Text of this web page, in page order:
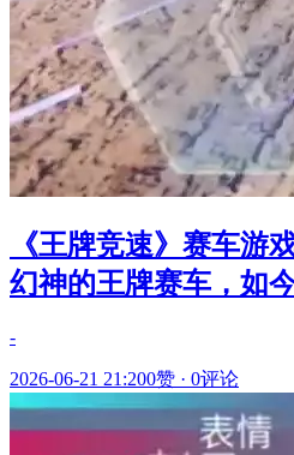
《王牌竞速》赛车游
幻神的王牌赛车，如
-
2026-06-21 21:200赞 · 0评论